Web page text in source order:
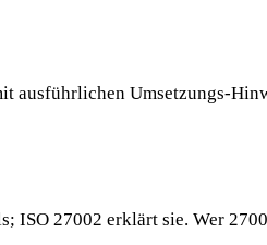
ausführlichen Umsetzungs-
ISO 27002 erklärt sie. Wer